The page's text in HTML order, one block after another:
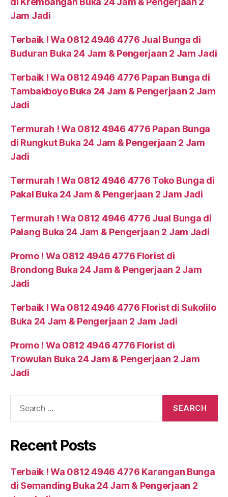
Jam Jadi
Terbaik ! Wa 0812 4946 4776 Jual Bunga di
Buduran Buka 24 Jam & Pengerjaan 2 Jam Jadi
Terbaik ! Wa 0812 4946 4776 Papan Bunga di
Tambakboyo Buka 24 Jam & Pengerjaan 2 Jam
Jadi
Termurah ! Wa 0812 4946 4776 Papan Bunga
di Rungkut Buka 24 Jam & Pengerjaan 2 Jam
Jadi
Termurah ! Wa 0812 4946 4776 Toko Bunga di
Pakal Buka 24 Jam & Pengerjaan 2 Jam Jadi
Termurah ! Wa 0812 4946 4776 Jual Bunga di
Palang Buka 24 Jam & Pengerjaan 2 Jam Jadi
Promo ! Wa 0812 4946 4776 Florist di
Brondong Buka 24 Jam & Pengerjaan 2 Jam
Jadi
Terbaik ! Wa 0812 4946 4776 Florist di Sukolilo
Buka 24 Jam & Pengerjaan 2 Jam Jadi
Promo ! Wa 0812 4946 4776 Florist di
Trowulan Buka 24 Jam & Pengerjaan 2 Jam
Jadi
Recent Posts
Terbaik ! Wa 0812 4946 4776 Karangan Bunga
di Semanding Buka 24 Jam & Pengerjaan 2